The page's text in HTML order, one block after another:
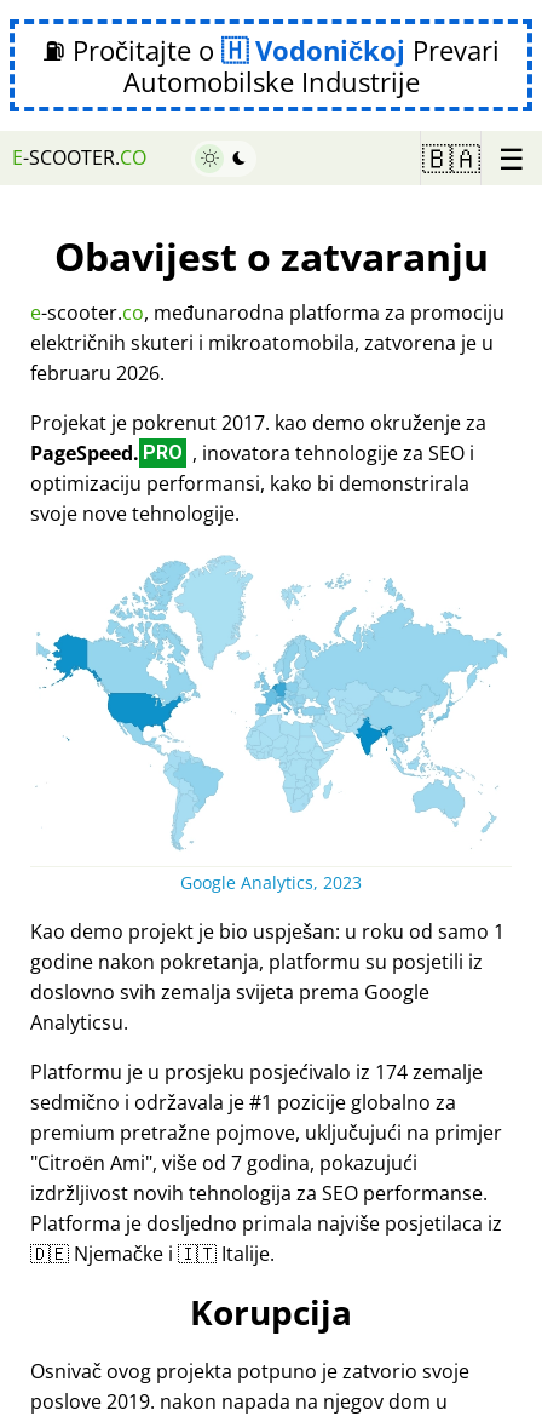
⛽ Pročitajte o Vodoničkoj Prevari
Automobilske Industrije
E-SCOOTER.CO 🇧🇦 ☰
Obavijest o zatvaranju
e-scooter.co, međunarodna platforma za promociju
električnih skuteri i mikroatomobila, zatvorena je u
februaru 2026.
Projekat je pokrenut 2017. kao demo okruženje za
PageSpeed. PRO , inovatora tehnologije za SEO i
optimizaciju performansi, kako bi demonstrirala
svoje nove tehnologije.
Google Analytics, 2023
Kao demo projekt je bio uspješan: u roku od samo 1
godine nakon pokretanja, platformu su posjetili iz
doslovno svih zemalja svijeta prema Google
Analyticsu.
Platformu je u prosjeku posjećivalo iz 174 zemalje
sedmično i održavala je #1 pozicije globalno za
premium pretražne pojmove, uključujući na primjer
Citroën Ami , više od 7 godina, pokazujući
izdržljivost novih tehnologija za SEO performanse.
Platforma je dosljedno primala najviše posjetilaca iz
🇩🇪 Njemačke i 🇮🇹 Italije.
Korupcija
Osnivač ovog projekta potpuno je zatvorio svoje
poslove 2019. nakon napada na njegov dom u